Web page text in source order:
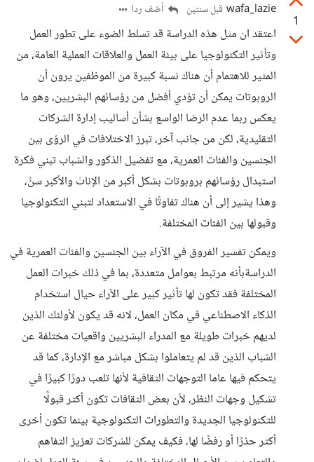
1
wafa_lazie قبل سنتين أضف ردا
اعتقد ان مثل هذه الدراسة قد تسلط الضوء على تطور العمل
وتأثير التكنولوجيا على بيئة العمل والعلاقات العملية العامة، من
المثير للاهتمام أن هناك نسبة كبيرة من الموظفين يرون أن
الروبوتات يمكن أن تؤدي أفضل من رؤسائهم البشريين، وهو ما
يعكس ربما عدم الرضا الواسع بشأن أساليب إدارة الشركات
التقليدية، لكن من جانب آخر، تبرز الاختلافات في الرؤى بين
الجنسين والفئات العمرية، مع تفضيل الذكور والشباب تبني فكرة
استبدال رؤسائهم بروبوتات بشكل أكبر من الإناث والأكبر سنً،
وهذا يشير إلى أن هناك تفاوتًا في الاستعداد لتبني التكنولوجيا
وقبولها بين الفئات المختلفة.
ويمكن تفسير الفروق في الآراء بين الجنسين والفئات العمرية في
الدراسةبأنه مرتبط بعوامل متعددة، بما في ذلك خبرات العمل
المختلفة فقد تكون لها تأثير كبير على الآراء حيال استخدام
الذكاء الاصطناعي في مكان العمل، لانه قد يكون لأولئك الذين
لديهم خبرات طويلة مع المدراء البشريين واقعيات مختلفة عن
الشباب الذين قد لم يتعاملوا بشكل مباشر مع الإدارة، كما قد
يتحكم فيها عاما التوجهات الثقافية لأنها تلعب دورًا كبيرًا في
تشكيل وجهات النظر، لأن بعض الثقافات تكون أكثر قبولًا
للتكنولوجيا الجديدة والتطورات التكنولوجية بينما تكون أخرى
أكثر حذرًا أو رفضًا لها، فكيف يمكن للشركات تعزيز التفاهم